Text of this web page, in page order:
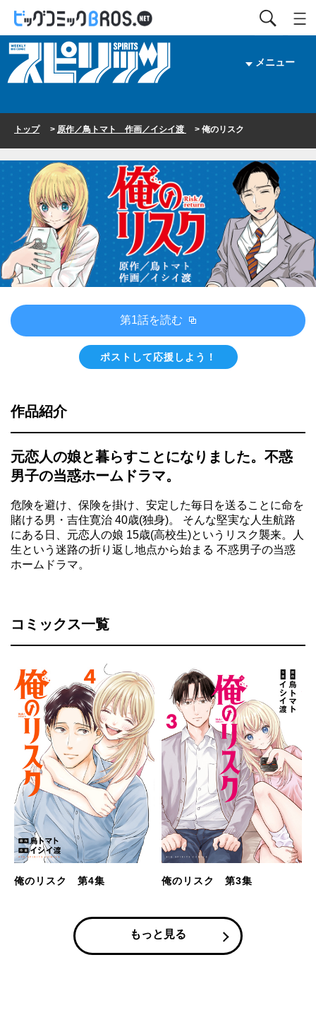
メニュー
トップ> 原作／鳥トマト 作画／イシイ渡 > 俺のリスク
第1話を読む
ポストして応援しよう！
作品紹介
元恋人の娘と暮らすことになりました。不惑
男子の当惑ホームドラマ。
危険を避け、保険を掛け、安定した毎日を送ることに命を
賭ける男・吉住寛治 40歳(独身)。 そんな堅実な人生航路
にある日、元恋人の娘 15歳(高校生)というリスク襲来。人
生という迷路の折り返し地点から始まる 不惑男子の当惑
ホームドラマ。
コミックス一覧
俺のリスク 第4集 俺のリスク 第3集
もっと見る